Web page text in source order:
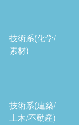
技術系(化学/
素材)
技術系(建築/
土木/不動産)